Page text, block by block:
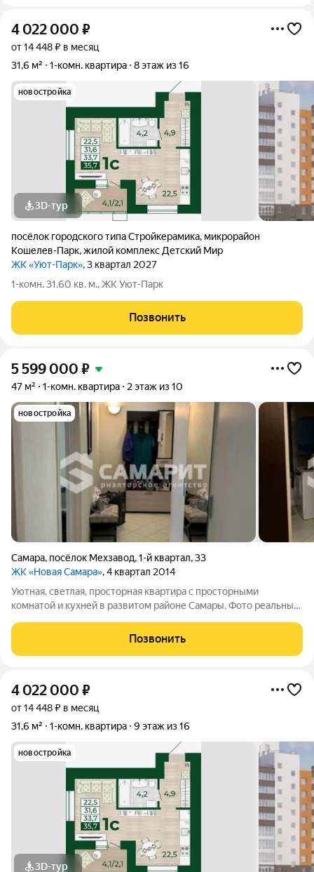
4 022 000 ₽
от 14 448 ₽ в месяц
31,6 м²
1-комн. квартира 8 этаж из 16
новостройка
3D-тур
посёлок городского типа Стройкерамика, микрорайон
Кошелев-Парк,жилой комплекс Детский Мир
ЖК «Уют-Парк», 3 квартал 2027
1-комн. 31.60 кв. м., ЖК Уют-Парк
Позвонить
5 599 000 ₽
47 м² 1-комн. квартира 2 этаж из 10
новостройка
Самара, посёлок Мехзавод,1-й квартал,33
ЖК «Новая Самара», 4 квартал 2014
Уютная, светлая, просторная квартира с просторными
комнатой и кухней в развитом районе Самары. Фото реальные.
шумоизоляция), новые стояки отопления, коммуникации.
Квартира в отличном состоянии.
Позвонить
4 022 000 ₽
от 14 448 ₽ в месяц
31,6 м²
1-комн. квартира 9 этаж из 16
новостройка
3D-тур